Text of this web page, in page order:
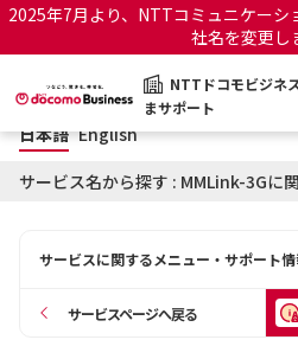
2025年7月より、NTTコミュニケー
社名を変更し
NTTドコモビジネ
まサポート
NTTドコモビジネスお客さまサ
サポートトップ
日本語 English
サービス名から探す : MMLink-3Gに
サービスに関するメニュー・サポート
サービスページへ戻る